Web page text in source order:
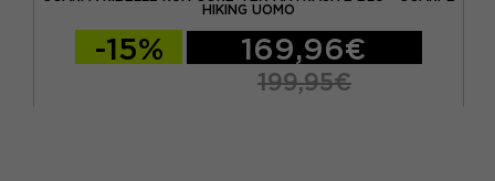
HIKING UOMO
-15% 169,96€
199,95€